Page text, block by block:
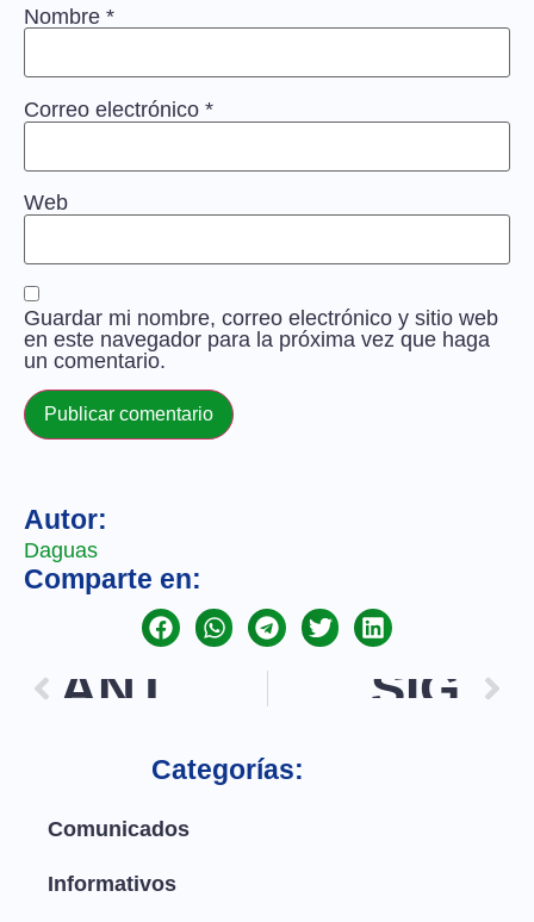
Nombre *
Correo electrónico *
Web
Guardar mi nombre, correo electrónico y sitio web
en este navegador para la próxima vez que haga
un comentario.
Categorías:
Comunicados
Informativos
Autor:
Daguas
Comparte en:
ANT. SIG.